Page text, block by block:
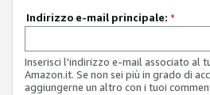
Indirizzo e-mail principale: *
Inserisci l'indirizzo e-mail associato al
Amazon.it. Se non sei più in grado di
aggiungerne un altro con i tuoi